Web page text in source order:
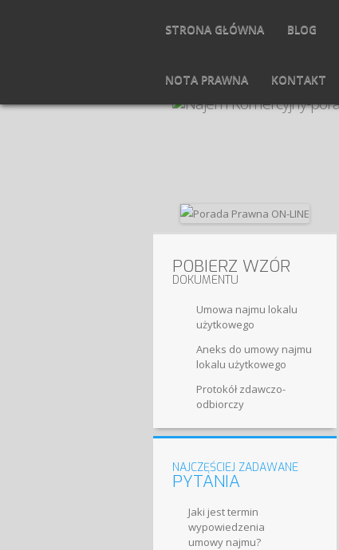
STRONA GŁÓWNA BLOG
NOTA PRAWNA KONTAKT
POBIERZ WZÓR
DOKUMENTU
Umowa najmu lokalu
użytkowego
Aneks do umowy najmu
lokalu użytkowego
Protokół zdawczo-​
odbiorczy
NAJCZĘŚCIEJ ZADAWANE
PYTANIA
Jaki jest termin
wypowiedzenia
umowy najmu?